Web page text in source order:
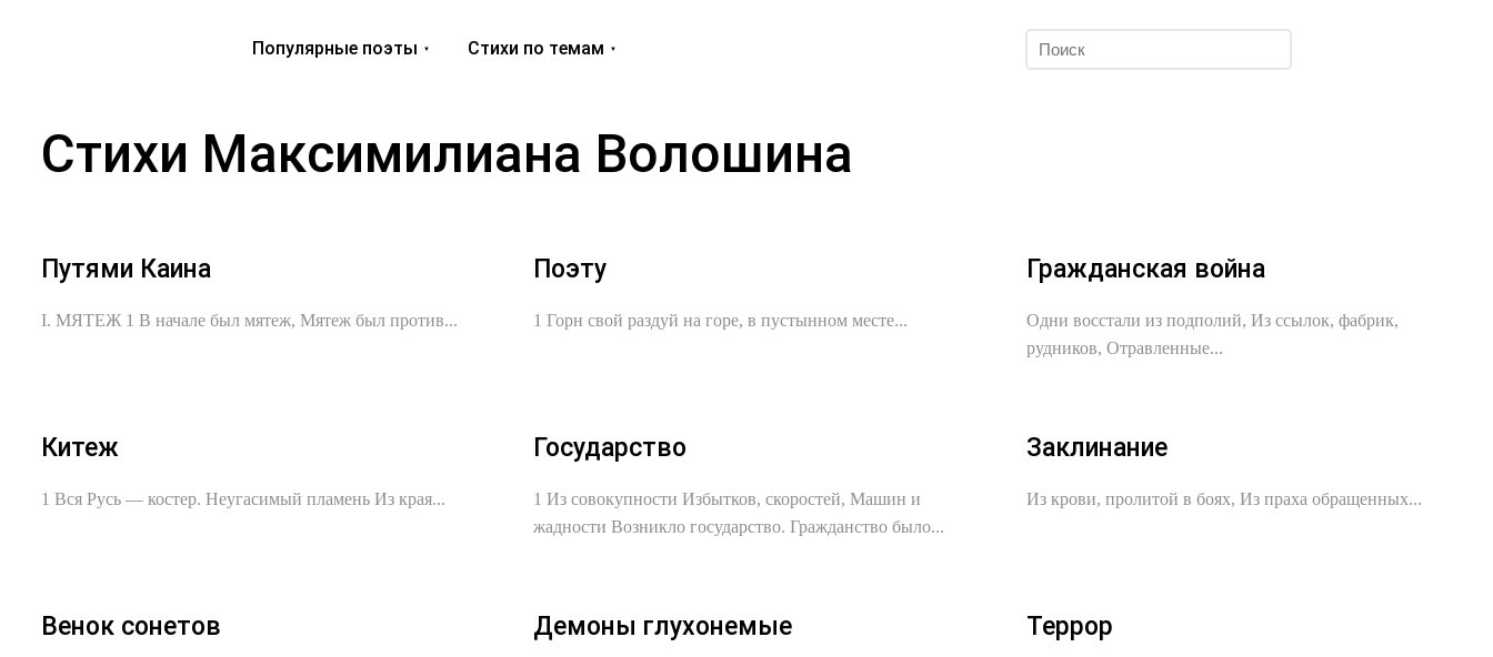
Популярные поэты Стихи по темам
Стихи Максимилиана Волошина
Путями Каина
I. МЯТЕЖ 1 В начале был мятеж, Мятеж был против...
Поэту
1 Горн свой раздуй на горе, в пустынном месте...
Гражданская война
Одни восстали из подполий, Из ссылок, фабрик,
рудников, Отравленные...
Китеж
1 Вся Русь — костер. Неугасимый пламень Из края...
Государство
1 Из совокупности Избытков, скоростей, Машин и
жадности Возникло государство. Гражданство было...
Заклинание
Из крови, пролитой в боях, Из праха обращенных...
Венок сонетов Демоны глухонемые Террор